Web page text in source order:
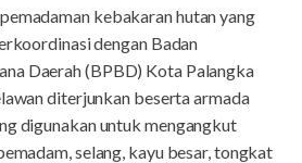
kebakaran hutan yang
dengan Badan
Daerah (BPBD) Kota Palangka
diterjunkan beserta armada
digunakan untuk mengangkut
selang, kayu besar, tongkat